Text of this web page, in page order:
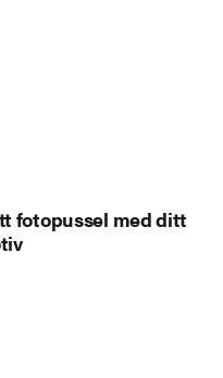
fotopussel med ditt